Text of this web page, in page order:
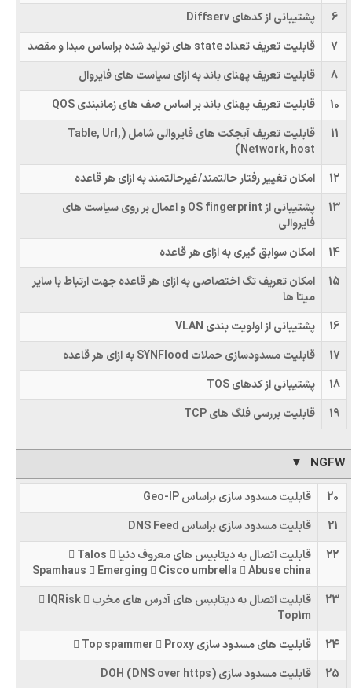
6
پشتیبانی از کدهای Diffserv
7
قابلیت تعریف تعداد state های تولید شده براساس مبدا و مقصد
8
قابلیت تعریف پهنای باند به ازای سیاست های فایروال
10
قابلیت تعریف پهنای باند بر اساس صف های زمانبندی QOS
11
قابلیت تعریف آبجکت های فایروالی شامل (Table, Url,
Network, host)
12
امکان تغییر رفتار حالتمند/غیرحالتمند به ازای هر قاعده
13
پشتیبانی از OS fingerprint و اعمال بر روی سیاست های
فایروالی
14
امکان سوابق گیری به ازای هر قاعده
15
امکان تعریف تگ اختصاصی به ازای هر قاعده جهت ارتباط با سایر
میتا ها
16
پشتیبانی از اولویت بندی VLAN
17
قابلیت مسدودسازی حملات SYNFlood به ازای هر قاعده
18
پشتیبانی از کدهای TOS
19
قابلیت بررسی فلگ های TCP
NGFW
20
قابلیت مسدود سازی براساس Geo-IP
21
قابلیت مسدود سازی براساس DNS Feed
22
قابلیت اتصال به دیتابیس های معروف دنیا  Talos 
Spamhaus  Emerging  Cisco umbrella  Abuse china
23
قابلیت اتصال به دیتابیس های آدرس های مخرب  IQRisk 
Top1m
24
قابلیت های مسدود سازی  Top spammer  Proxy
25
قابلیت مسدود سازی (DNS over https) DOH